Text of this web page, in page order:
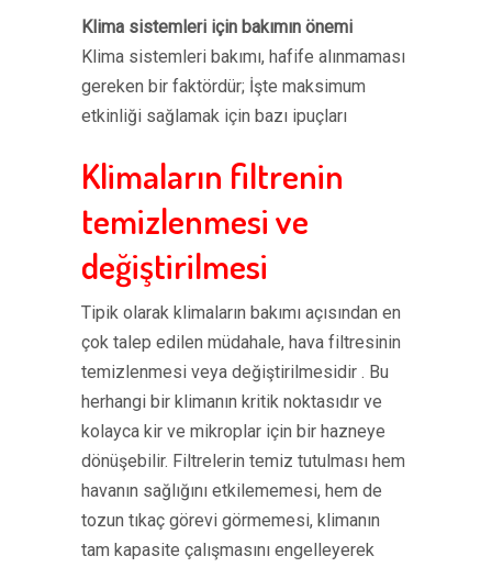
Klima sistemleri için bakımın önemi
Klima sistemleri bakımı, hafife alınmaması
gereken bir faktördür; İşte maksimum
etkinliği sağlamak için bazı ipuçları
Klimaların filtrenin
temizlenmesi ve
değiştirilmesi
Tipik olarak klimaların bakımı açısından en
çok talep edilen müdahale, hava filtresinin
temizlenmesi veya değiştirilmesidir . Bu
herhangi bir klimanın kritik noktasıdır ve
kolayca kir ve mikroplar için bir hazneye
dönüşebilir. Filtrelerin temiz tutulması hem
havanın sağlığını etkilememesi, hem de
tozun tıkaç görevi görmemesi, klimanın
tam kapasite çalışmasını engelleyerek